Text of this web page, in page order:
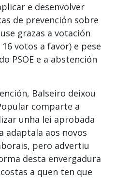
e desenvolver
de prevención sobre
grazas a votación
votos a favor) e pese
PSOE e a abstención
Balseiro deixou
comparte a
unha lei aprobada
adaptala aos novos
pero advertiu
desta envergadura
a quen ten que